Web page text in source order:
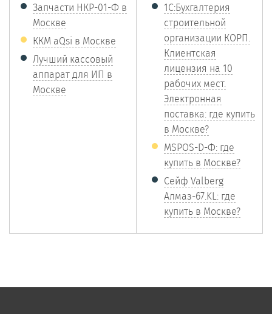
Запчасти НКР-01-Ф в
Москве
ККМ aQsi в Москве
Лучший кассовый
аппарат для ИП в
Москве
1С:Бухгалтерия
строительной
организации КОРП.
Клиентская
лицензия на 10
рабочих мест.
Электронная
поставка: где купить
в Москве?
MSPOS-D-Ф: где
купить в Москве?
Сейф Valberg
Алмаз-67.KL: где
купить в Москве?